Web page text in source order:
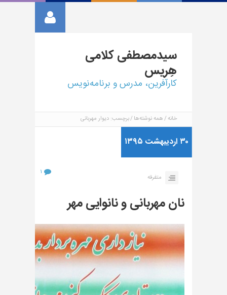
سیدمصطفیکلامی
هِریس
کارآفرین، مدرس و برنامه‌نویس
خانه همه نوشته‌ها برچسب: دیوار مهربانی
۳۰ اردیبهشت ۱۳۹۵
متفرقه
۱
نان مهربانی و نانوایی مهر